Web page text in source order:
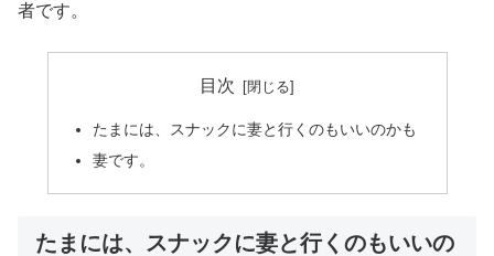
者です。
目次
たまには、スナックに妻と行くのもいいのかも
妻です。
たまには、スナックに妻と行くのもいいの